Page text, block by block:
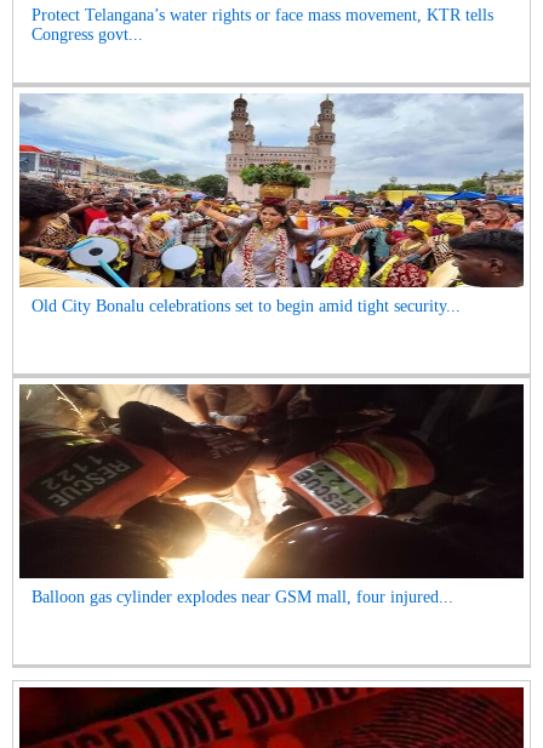
Protect Telangana’s water rights or face mass movement, KTR tells
Congress govt...
Old City Bonalu celebrations set to begin amid tight security...
Balloon gas cylinder explodes near GSM mall, four injured...